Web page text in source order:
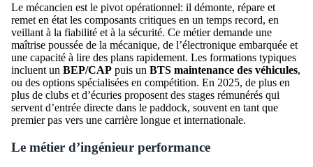
Le mécancien est le pivot opérationnel: il démonte, répare et
remet en état les composants critiques en un temps record, en
veillant à la fiabilité et à la sécurité. Ce métier demande une
maîtrise poussée de la mécanique, de l’électronique embarquée et
une capacité à lire des plans rapidement. Les formations typiques
incluent un BEP/CAP puis un BTS maintenance des véhicules,
ou des options spécialisées en compétition. En 2025, de plus en
plus de clubs et d’écuries proposent des stages rémunérés qui
servent d’entrée directe dans le paddock, souvent en tant que
premier pas vers une carrière longue et internationale.
Le métier d’ingénieur performance